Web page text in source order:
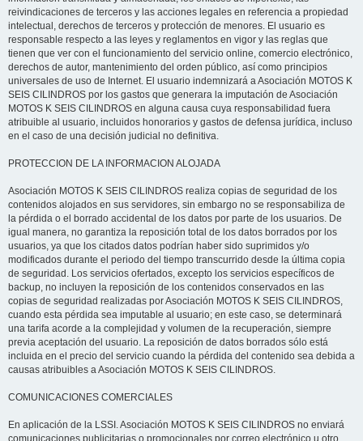
reivindicaciones de terceros y las acciones legales en referencia a propiedad
intelectual, derechos de terceros y protección de menores. El usuario es
responsable respecto a las leyes y reglamentos en vigor y las reglas que
tienen que ver con el funcionamiento del servicio online, comercio electrónico,
derechos de autor, mantenimiento del orden público, así como principios
universales de uso de Internet. El usuario indemnizará a Asociación MOTOS K
SEIS CILINDROS por los gastos que generara la imputación de Asociación
MOTOS K SEIS CILINDROS en alguna causa cuya responsabilidad fuera
atribuible al usuario, incluidos honorarios y gastos de defensa jurídica, incluso
en el caso de una decisión judicial no definitiva.
PROTECCION DE LA INFORMACION ALOJADA
Asociación MOTOS K SEIS CILINDROS realiza copias de seguridad de los
contenidos alojados en sus servidores, sin embargo no se responsabiliza de
la pérdida o el borrado accidental de los datos por parte de los usuarios. De
igual manera, no garantiza la reposición total de los datos borrados por los
usuarios, ya que los citados datos podrían haber sido suprimidos y/o
modificados durante el periodo del tiempo transcurrido desde la última copia
de seguridad. Los servicios ofertados, excepto los servicios específicos de
backup, no incluyen la reposición de los contenidos conservados en las
copias de seguridad realizadas por Asociación MOTOS K SEIS CILINDROS,
cuando esta pérdida sea imputable al usuario; en este caso, se determinará
una tarifa acorde a la complejidad y volumen de la recuperación, siempre
previa aceptación del usuario. La reposición de datos borrados sólo está
incluida en el precio del servicio cuando la pérdida del contenido sea debida a
causas atribuibles a Asociación MOTOS K SEIS CILINDROS.
COMUNICACIONES COMERCIALES
En aplicación de la LSSI. Asociación MOTOS K SEIS CILINDROS no enviará
comunicaciones publicitarias o promocionales por correo electrónico u otro